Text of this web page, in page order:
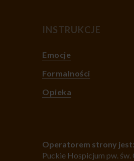
INSTRUKCJE
Emocje
Formalności
Opieka
Operatorem strony jest:
Puckie Hospicjum pw. św.